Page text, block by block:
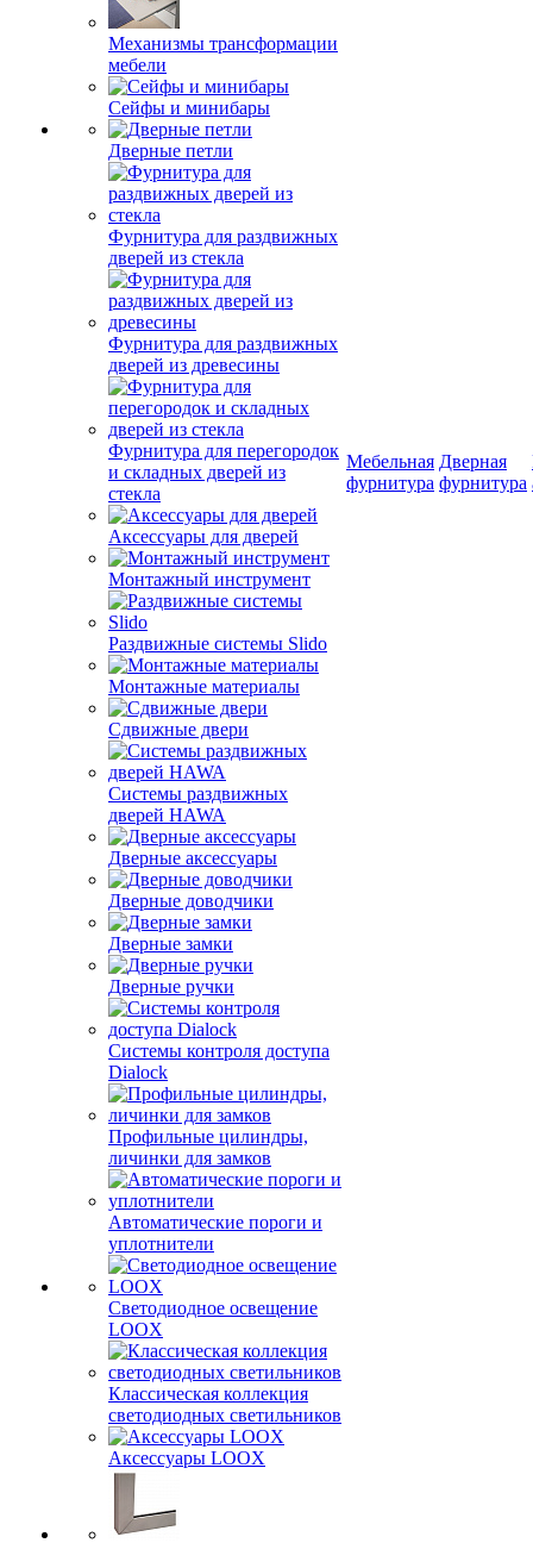
Механизмы трансформации
мебели
Сейфы и минибары
Дверные петли
Фурнитура для раздвижных
дверей из стекла
Фурнитура для раздвижных
дверей из древесины
Фурнитура для перегородок
и складных дверей из
стекла
Аксессуары для дверей
Монтажный инструмент
Раздвижные системы Slido
Монтажные материалы
Сдвижные двери
Системы раздвижных
дверей HAWA
Дверные аксессуары
Дверные доводчики
Дверные замки
Дверные ручки
Системы контроля доступа
Dialock
Профильные цилиндры,
личинки для замков
Автоматические пороги и
уплотнители
Светодиодное освещение
LOOX
Классическая коллекция
светодиодных светильников
Аксессуары LOOX
Мебельная
фурнитура
Дверная
фурнитура